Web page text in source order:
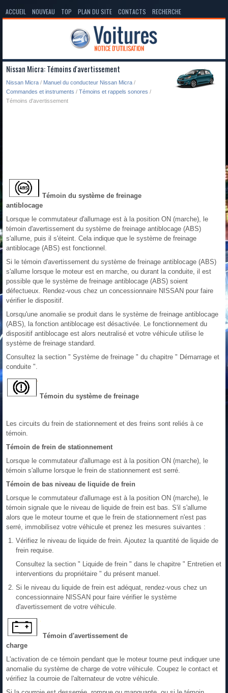
ACCUEIL NOUVEAU TOP PLAN DU SITE CONTACTS RECHERCHE
Nissan Micra: Témoins d'avertissement
Nissan Micra / Manuel du conducteur Nissan Micra /
Commandes et instruments / Témoins et rappels sonores /
Témoins d'avertissement
Témoin du système de freinage
antiblocage
Lorsque le commutateur d'allumage est à la position ON (marche), le
témoin d'avertissement du système de freinage antiblocage (ABS)
s'allume, puis il s'éteint. Cela indique que le système de freinage
antiblocage (ABS) est fonctionnel.
Si le témoin d'avertissement du système de freinage antiblocage (ABS)
s'allume lorsque le moteur est en marche, ou durant la conduite, il est
possible que le système de freinage antiblocage (ABS) soient
défectueux. Rendez-vous chez un concessionnaire NISSAN pour faire
vérifier le dispositif.
Lorsqu'une anomalie se produit dans le système de freinage antiblocage
(ABS), la fonction antiblocage est désactivée. Le fonctionnement du
dispositif antiblocage est alors neutralisé et votre véhicule utilise le
système de freinage standard.
Consultez la section " Système de freinage " du chapitre " Démarrage et
conduite ".
Témoin du système de freinage
Les circuits du frein de stationnement et des freins sont reliés à ce
témoin.
Témoin de frein de stationnement
Lorsque le commutateur d'allumage est à la position ON (marche), le
témoin s'allume lorsque le frein de stationnement est serré.
Témoin de bas niveau de liquide de frein
Lorsque le commutateur d'allumage est à la position ON (marche), le
témoin signale que le niveau de liquide de frein est bas. S'il s'allume
alors que le moteur tourne et que le frein de stationnement n'est pas
serré, immobilisez votre véhicule et prenez les mesures suivantes :
Vérifiez le niveau de liquide de frein. Ajoutez la quantité de liquide de
frein requise.
Consultez la section " Liquide de frein " dans le chapitre " Entretien et
interventions du propriétaire " du présent manuel.
Si le niveau du liquide de frein est adéquat, rendez-vous chez un
concessionnaire NISSAN pour faire vérifier le système
d'avertissement de votre véhicule.
Témoin d'avertissement de
charge
L'activation de ce témoin pendant que le moteur tourne peut indiquer une
anomalie du système de charge de votre véhicule. Coupez le contact et
vérifiez la courroie de l'alternateur de votre véhicule.